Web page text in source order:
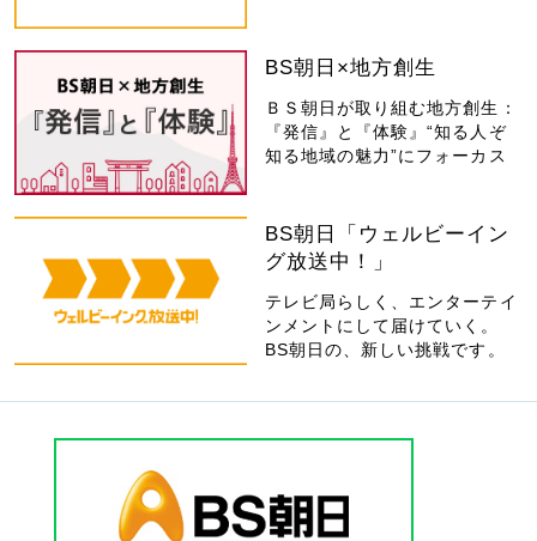
BS朝日×地方創生
ＢＳ朝日が取り組む地方創生：
『発信』と『体験』“知る人ぞ
知る地域の魅力”にフォーカス
BS朝日「ウェルビーイン
グ放送中！」
テレビ局らしく、エンターテイ
ンメントにして届けていく。
BS朝日の、新しい挑戦です。